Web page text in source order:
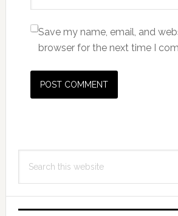
Save my name, email, and
browser for the next time I
Primary
Sidebar
this